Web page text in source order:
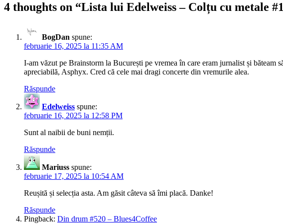
4 thoughts on “Lista lui Edelweiss – Colțu cu metale
BogDan spune:
februarie 16, 2025 la 11:35 AM
I-am văzut pe Brainstorm la București pe vremea în care eram jurnalist și
apreciabilă, Asphyx. Cred că cele mai dragi concerte din vremurile alea.
Răspunde
Edelweiss spune:
februarie 16, 2025 la 12:58 PM
Sunt al naibii de buni nemții.
Răspunde
Mariuss spune:
februarie 17, 2025 la 10:54 AM
Reușită și selecția asta. Am găsit câteva să îmi placă. Danke!
Răspunde
Pingback: Din drum #520 – Blues4Coffee